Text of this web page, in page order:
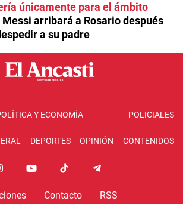
únicamente para el ámbito
arribará a Rosario después
a su padre
Y ECONOMÍA POLICIALES
DEPORTES OPINIÓN CONTENIDOS
Contacto RSS